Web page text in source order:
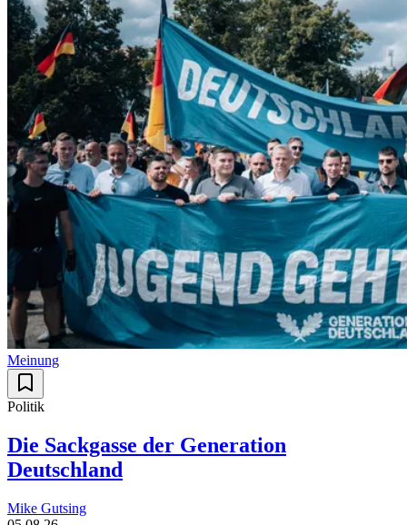
Meinung
Politik
Die Sackgasse der Generation
Deutschland
Mike Gutsing